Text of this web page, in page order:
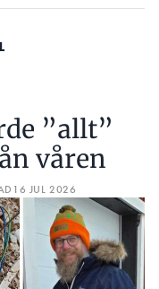
”allt”
våren
16 JUL 2026